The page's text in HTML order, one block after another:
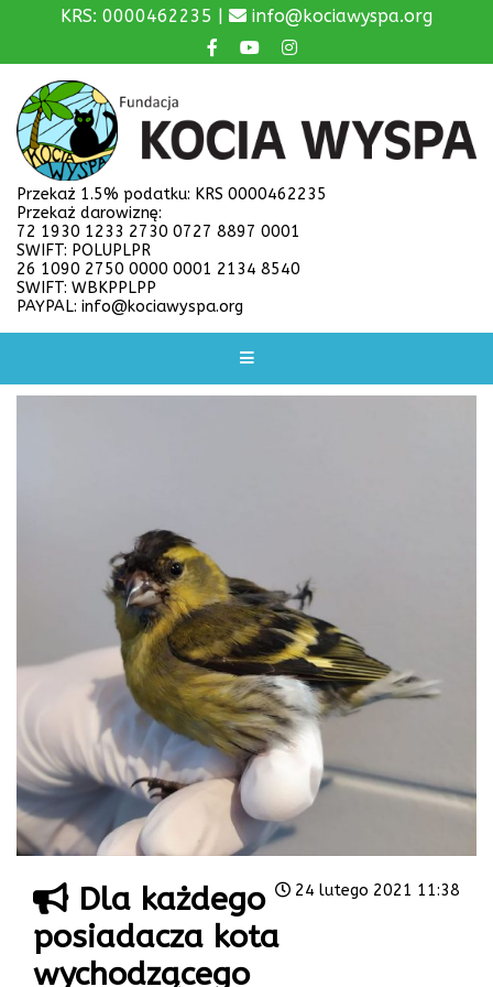
KRS: 0000462235 | info@kociawyspa.org
Przekaż 1.5% podatku: KRS 0000462235
Przekaż darowiznę:
72 1930 1233 2730 0727 8897 0001
SWIFT: POLUPLPR
26 1090 2750 0000 0001 2134 8540
SWIFT: WBKPPLPP
PAYPAL: info@kociawyspa.org
24 lutego 2021 11:38
Dla każdego
posiadacza kota
wychodzącego